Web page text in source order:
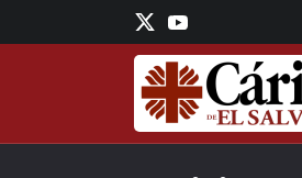
Skip to main content